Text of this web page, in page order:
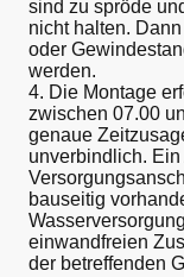
sind zu spröde
nicht halten.
oder
werden.
4. Die Montage
zwischen 07.00
genaue
unverbindlich.
bauseitig
einwandfreien
der